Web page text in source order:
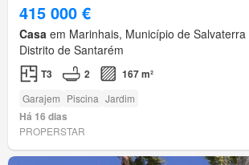
415 000 €
Casa em Marinhais, Município de
Distrito de Santarém
T3 2 167 m²
Garajem Piscina Jardim
Há 16 dias
PROPERSTAR